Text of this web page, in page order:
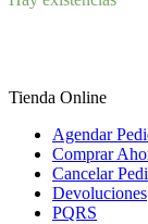
Tienda Online
Agendar
Comprar
Cancelar
Devoluciones
PQRS